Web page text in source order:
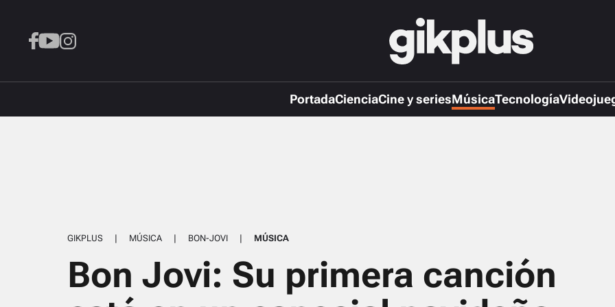
PortadaCienciaCine y seriesMúsicaTecnología
GIKPLUS | MÚSICA | BON-JOVI | MÚSICA
Bon Jovi: Su primera canción